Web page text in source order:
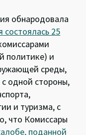
обнародовала
25
политике) и
среды,
одной стороны,
и туризма, с
что Комиссары
поданной